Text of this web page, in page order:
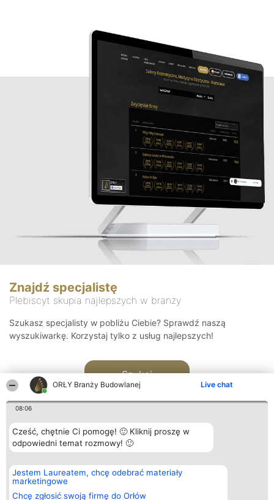
ORŁY Branży Budowlanej Live chat
08:06
Cześć, chętnie Ci pomogę! 🙂 Kliknij proszę w
odpowiedni temat rozmowy! 🙂
Jestem Laureatem, chcę odebrać materiały
marketingowe
Chcę zgłosić swoją firmę do Orłów
Znajdź specjalistę
Plebiscyt skupia najlepszych w branży
Szukasz specjalisty w pobliżu Ciebie? Sprawdź naszą
wyszukiwarkę. Korzystaj tylko z usług najlepszych!
Szukaj
Organizator plebiscytu
Bright Side Solutions sp. z o.
o. sp. k.
ul. Ruska 22
Plebiscyt
Laureaci
wszystkich
Kontakt
Kontakt